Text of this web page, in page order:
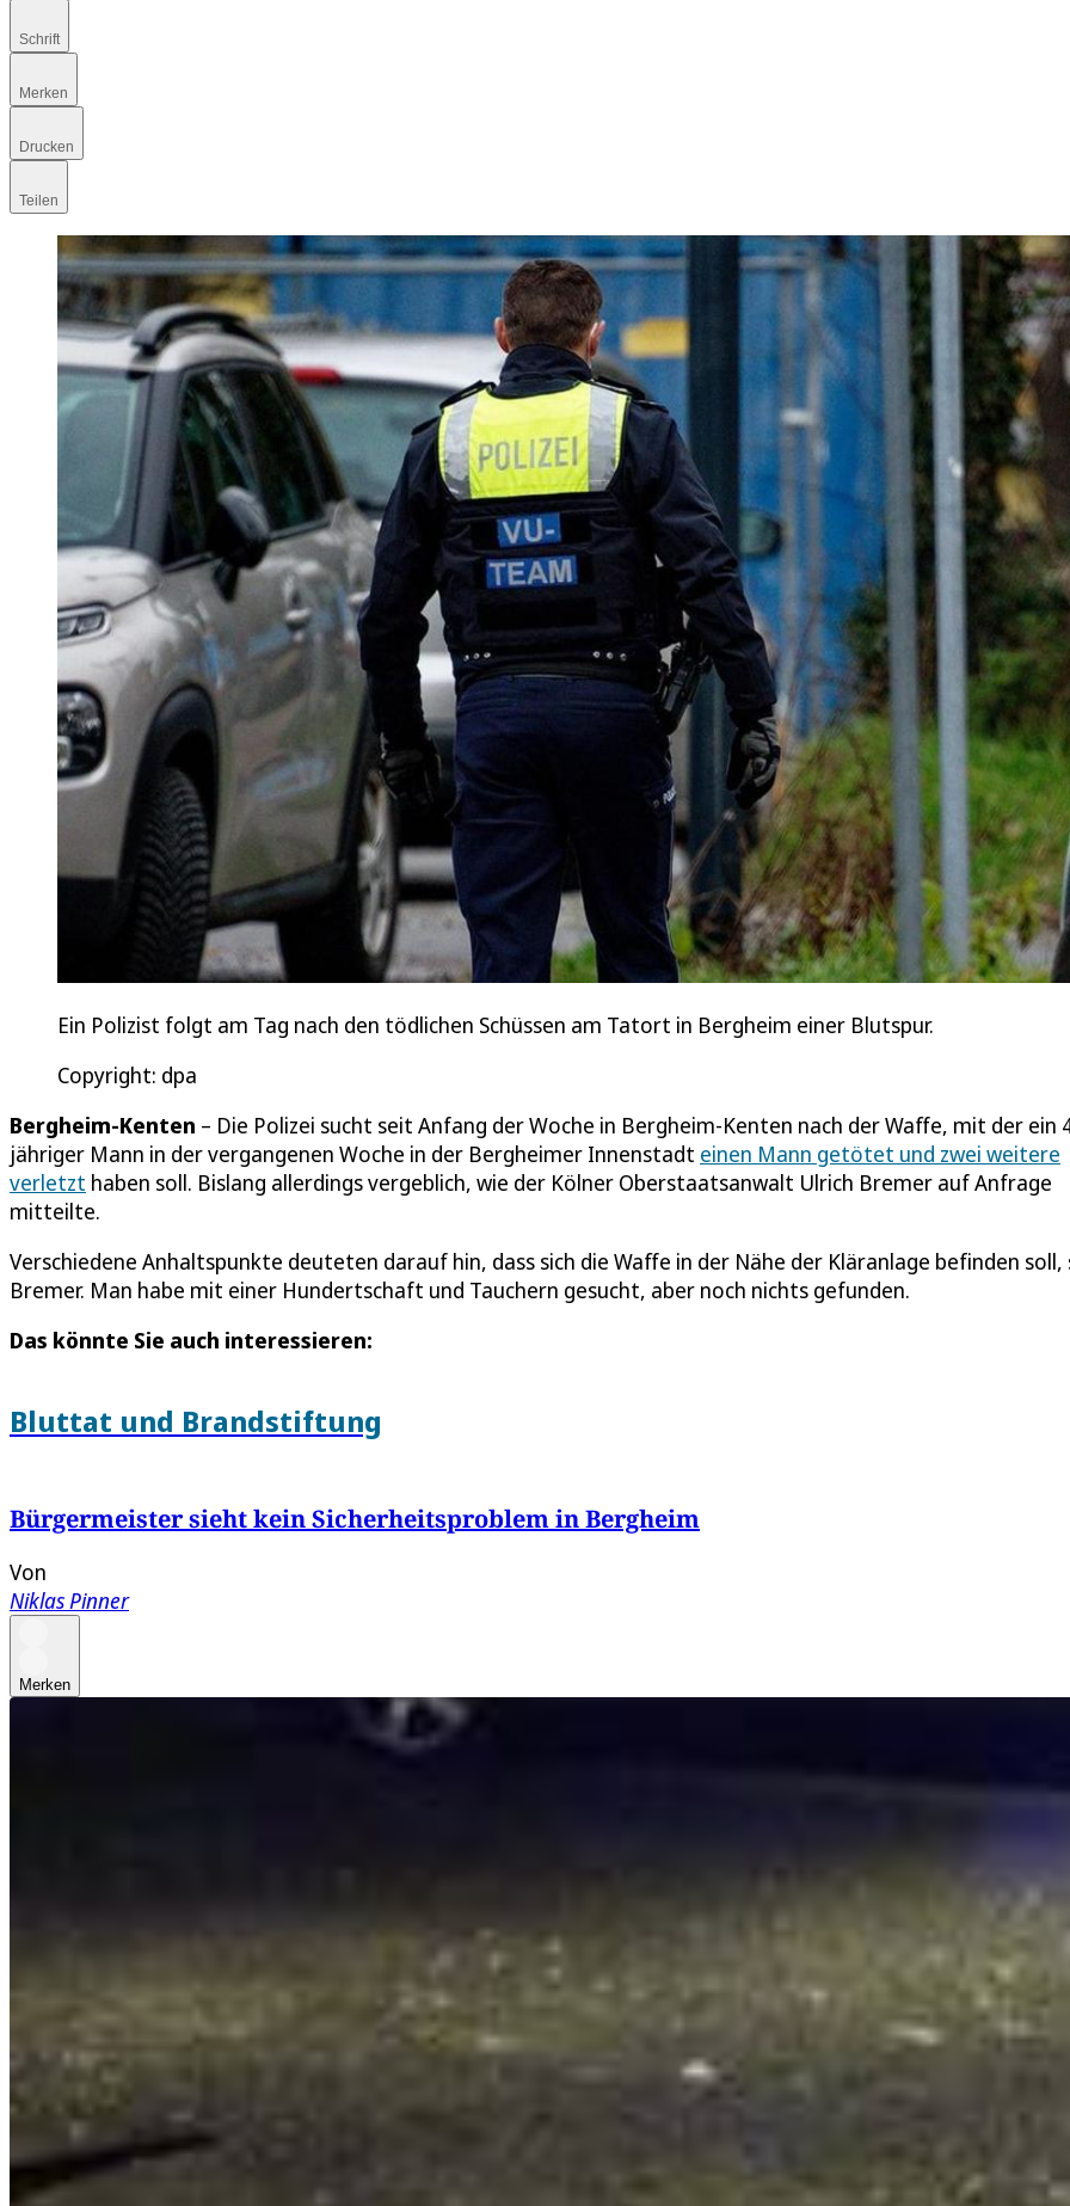
Schrift
Merken
Drucken
Teilen
Ein Polizist folgt am Tag nach den tödlichen Schüssen am Tatort in Bergheim einer Blutspur.
Copyright: dpa
Bergheim-Kenten – Die Polizei sucht seit Anfang der Woche in Bergheim-Kenten nach der Waffe, mit der ein
jähriger Mann in der vergangenen Woche in der Bergheimer Innenstadt einen Mann getötet und zwei weitere
verletzt haben soll. Bislang allerdings vergeblich, wie der Kölner Oberstaatsanwalt Ulrich Bremer auf Anfrage
mitteilte.
Verschiedene Anhaltspunkte deuteten darauf hin, dass sich die Waffe in der Nähe der Kläranlage befinden soll,
Bremer. Man habe mit einer Hundertschaft und Tauchern gesucht, aber noch nichts gefunden.
Das könnte Sie auch interessieren:
Bluttat und Brandstiftung
Bürgermeister sieht kein Sicherheitsproblem in Bergheim
Von
Niklas Pinner
Merken